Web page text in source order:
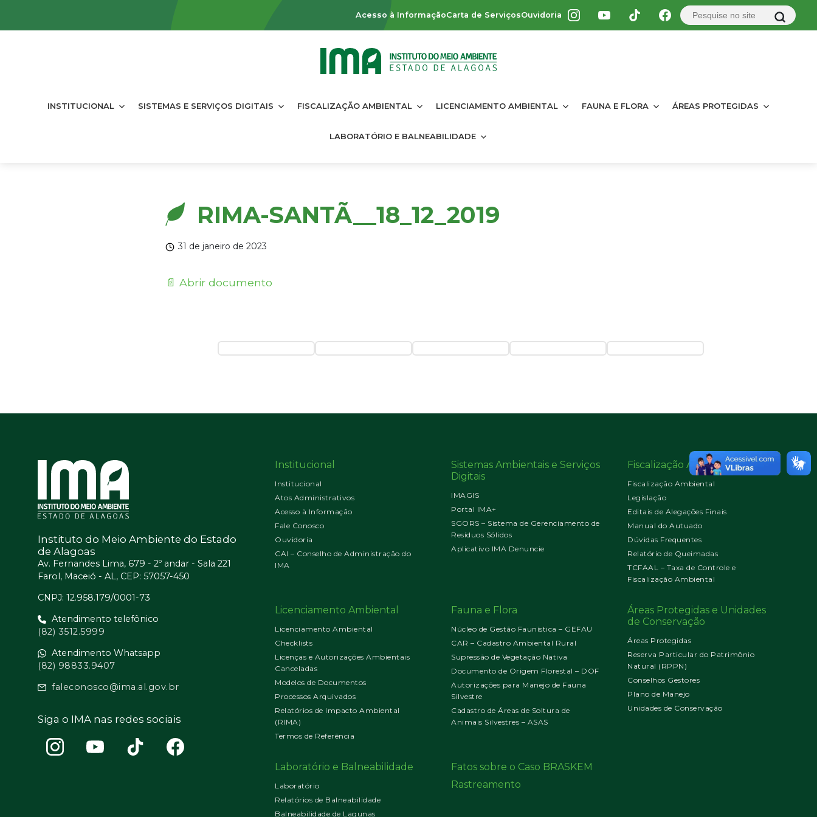
Acesso à InformaçãoCarta de ServiçosOuvidoria
INSTITUCIONAL SISTEMAS E SERVIÇOS DIGITAIS FISCALIZAÇÃO AMBIENTAL LICENCIAMENTO AMBIENTAL FAUNA E FLORA ÁREAS PROTEGIDAS
LABORATÓRIO E BALNEABILIDADE
RIMA-SANTÃ__18_12_2019
31 de janeiro de 2023
📄 Abrir documento
Instituto do Meio Ambiente do Estado
de Alagoas
Av. Fernandes Lima, 679 - 2º andar - Sala 221
Farol, Maceió - AL, CEP: 57057-450
CNPJ: 12.958.179/0001-73
Atendimento telefônico
(82) 3512.5999
Atendimento Whatsapp
(82) 98833.9407
faleconosco@ima.al.gov.br
Siga o IMA nas redes sociais
Institucional
Institucional
Atos Administrativos
Acesso à Informação
Fale Conosco
Ouvidoria
CAI – Conselho de Administração do
IMA
Sistemas Ambientais e Serviços
Digitais
IMAGIS
Portal IMA+
SGORS – Sistema de Gerenciamento de
Resíduos Sólidos
Aplicativo IMA Denuncie
Fiscalização Ambiental
Fiscalização Ambiental
Legislação
Editais de Alegações Finais
Manual do Autuado
Dúvidas Frequentes
Relatório de Queimadas
TCFAAL – Taxa de Controle e
Fiscalização Ambiental
Licenciamento Ambiental
Licenciamento Ambiental
Checklists
Licenças e Autorizações Ambientais
Canceladas
Modelos de Documentos
Processos Arquivados
Relatórios de Impacto Ambiental
(RIMA)
Termos de Referência
Fauna e Flora
Núcleo de Gestão Faunística – GEFAU
CAR – Cadastro Ambiental Rural
Supressão de Vegetação Nativa
Documento de Origem Florestal – DOF
Autorizações para Manejo de Fauna
Silvestre
Cadastro de Áreas de Soltura de
Animais Silvestres – ASAS
Áreas Protegidas e Unidades
de Conservação
Áreas Protegidas
Reserva Particular do Patrimônio
Natural (RPPN)
Conselhos Gestores
Plano de Manejo
Unidades de Conservação
Laboratório e Balneabilidade
Laboratório
Relatórios de Balneabilidade
Balneabilidade de Lagunas
Fatos sobre o Caso BRASKEM
Rastreamento